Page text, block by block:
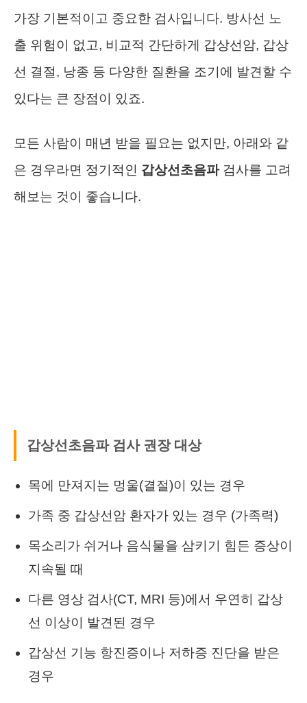
가장 기본적이고 중요한 검사입니다. 방사선 노
출 위험이 없고, 비교적 간단하게 갑상선암, 갑상
선 결절, 낭종 등 다양한 질환을 조기에 발견할 수
있다는 큰 장점이 있죠.
모든 사람이 매년 받을 필요는 없지만, 아래와 같
은 경우라면 정기적인 갑상선초음파검사를 고려
해보는 것이 좋습니다.
갑상선초음파 검사 권장 대상
목에 만져지는 멍울(결절)이 있는 경우
가족 중 갑상선암 환자가 있는 경우 (가족력)
목소리가 쉬거나 음식물을 삼키기 힘든 증상이
지속될 때
다른 영상 검사(CT, MRI 등)에서 우연히 갑상
선 이상이 발견된 경우
갑상선 기능 항진증이나 저하증 진단을 받은
경우